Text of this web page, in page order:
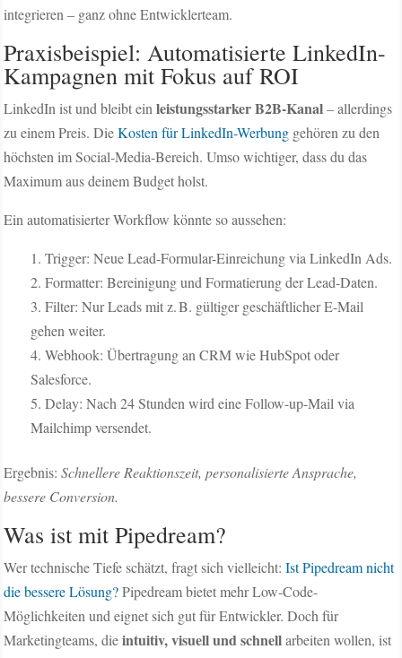
integrieren – ganz ohne Entwicklerteam.
Praxisbeispiel: Automatisierte LinkedIn-
Kampagnen mit Fokus auf ROI
LinkedIn ist und bleibt einleistungsstarker B2B-Kanal– allerdings
zu einem Preis. DieKosten für LinkedIn-Werbung gehören zu den
höchsten im Social-Media-Bereich. Umso wichtiger, dass du das
Maximum aus deinem Budget holst.
Ein automatisierter Workflow könnte so aussehen:
Trigger: Neue Lead-Formular-Einreichung via LinkedIn Ads.
Formatter: Bereinigung und Formatierung der Lead-Daten.
Filter: Nur Leads mit z. B. gültiger geschäftlicher E-Mail
gehen weiter.
Webhook: Übertragung an CRM wie HubSpot oder
Salesforce.
Delay: Nach 24 Stunden wird eine Follow-up-Mail via
Mailchimp versendet.
Ergebnis:Schnellere Reaktionszeit, personalisierte Ansprache,
bessere Conversion.
Was ist mit Pipedream?
Wer technische Tiefe schätzt, fragt sich vielleicht:Ist Pipedream nicht
die bessere Lösung?Pipedream bietet mehr Low-Code-
Möglichkeiten und eignet sich gut für Entwickler. Doch für
Marketingteams, dieintuitiv, visuell und schnellarbeiten wollen, ist